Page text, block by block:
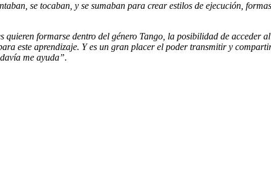
se tocaban, y se sumaban para crear estilos de ejecución, formas
quieren formarse dentro del género Tango, la posibilidad de acceder al
este aprendizaje. Y es un gran placer el poder transmitir y
me ayuda”.